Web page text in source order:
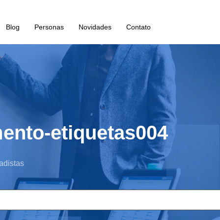
Blog Personas Novidades Contato
etiquetas004